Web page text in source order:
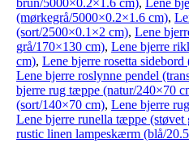
brun/5000×0.2×1.6 cm), Lene
(mørkegrå/5000×0.2×1.6 cm),
(sort/2500×0.1×2 cm), Lene
grå/170×130 cm), Lene bjerre
cm), Lene bjerre rosetta
Lene bjerre roslynne pendel
bjerre rug tæppe (natur/240×70
(sort/140×70 cm), Lene bjerre
Lene bjerre runella tæppe
rustic linen lampeskærm (blå/